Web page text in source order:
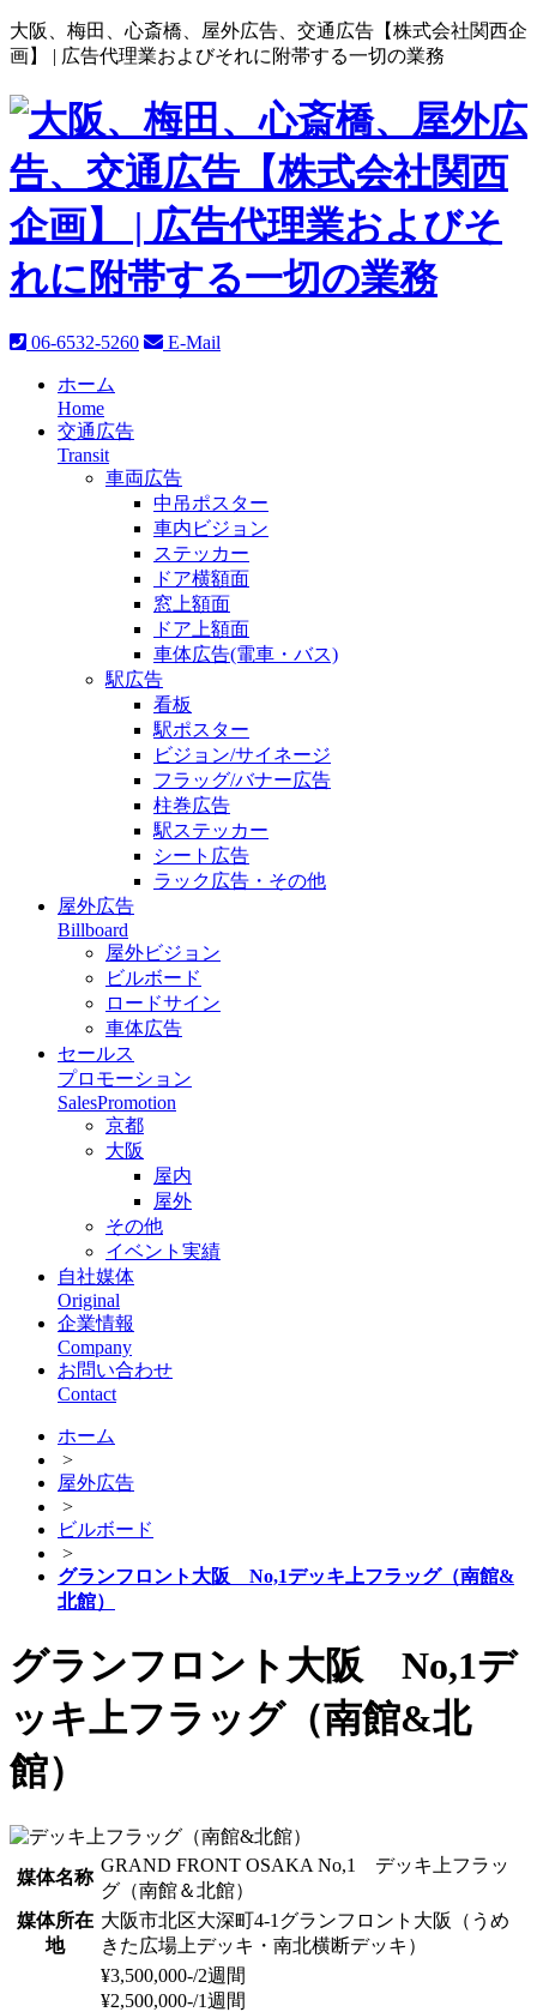
大阪、梅田、心斎橋、屋外広告、交通広告【株式会社関西企
画】 | 広告代理業およびそれに附帯する一切の業務
06-6532-5260 E-Mail
ホーム
Home
交通広告
Transit
車両広告
中吊ポスター
車内ビジョン
ステッカー
ドア横額面
窓上額面
ドア上額面
車体広告(電車・バス)
駅広告
看板
駅ポスター
ビジョン/サイネージ
フラッグ/バナー広告
柱巻広告
駅ステッカー
シート広告
ラック広告・その他
屋外広告
Billboard
屋外ビジョン
ビルボード
ロードサイン
車体広告
セールス
プロモーション
SalesPromotion
京都
大阪
屋内
屋外
その他
イベント実績
自社媒体
Original
企業情報
Company
お問い合わせ
Contact
ホーム
>
屋外広告
>
ビルボード
>
グランフロント大阪 No,1デッキ上フラッグ（南館&
北館）
グランフロント大阪 No,1デ
ッキ上フラッグ（南館&北
館）
媒体名称
GRAND FRONT OSAKA No,1 デッキ上フラッ
グ（南館＆北館）
媒体所在
地
大阪市北区大深町4-1グランフロント大阪（うめ
きた広場上デッキ・南北横断デッキ）
¥3,500,000-/2週間
¥2,500,000-/1週間